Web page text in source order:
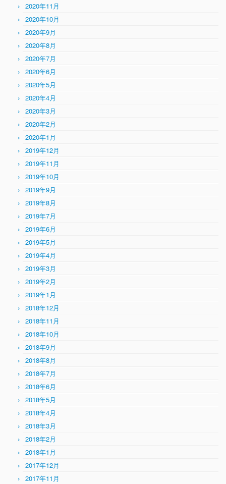
2020年11月
2020年10月
2020年9月
2020年8月
2020年7月
2020年6月
2020年5月
2020年4月
2020年3月
2020年2月
2020年1月
2019年12月
2019年11月
2019年10月
2019年9月
2019年8月
2019年7月
2019年6月
2019年5月
2019年4月
2019年3月
2019年2月
2019年1月
2018年12月
2018年11月
2018年10月
2018年9月
2018年8月
2018年7月
2018年6月
2018年5月
2018年4月
2018年3月
2018年2月
2018年1月
2017年12月
2017年11月